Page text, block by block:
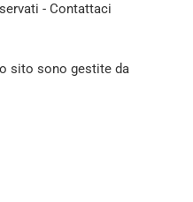
- Contattaci
sito sono gestite da